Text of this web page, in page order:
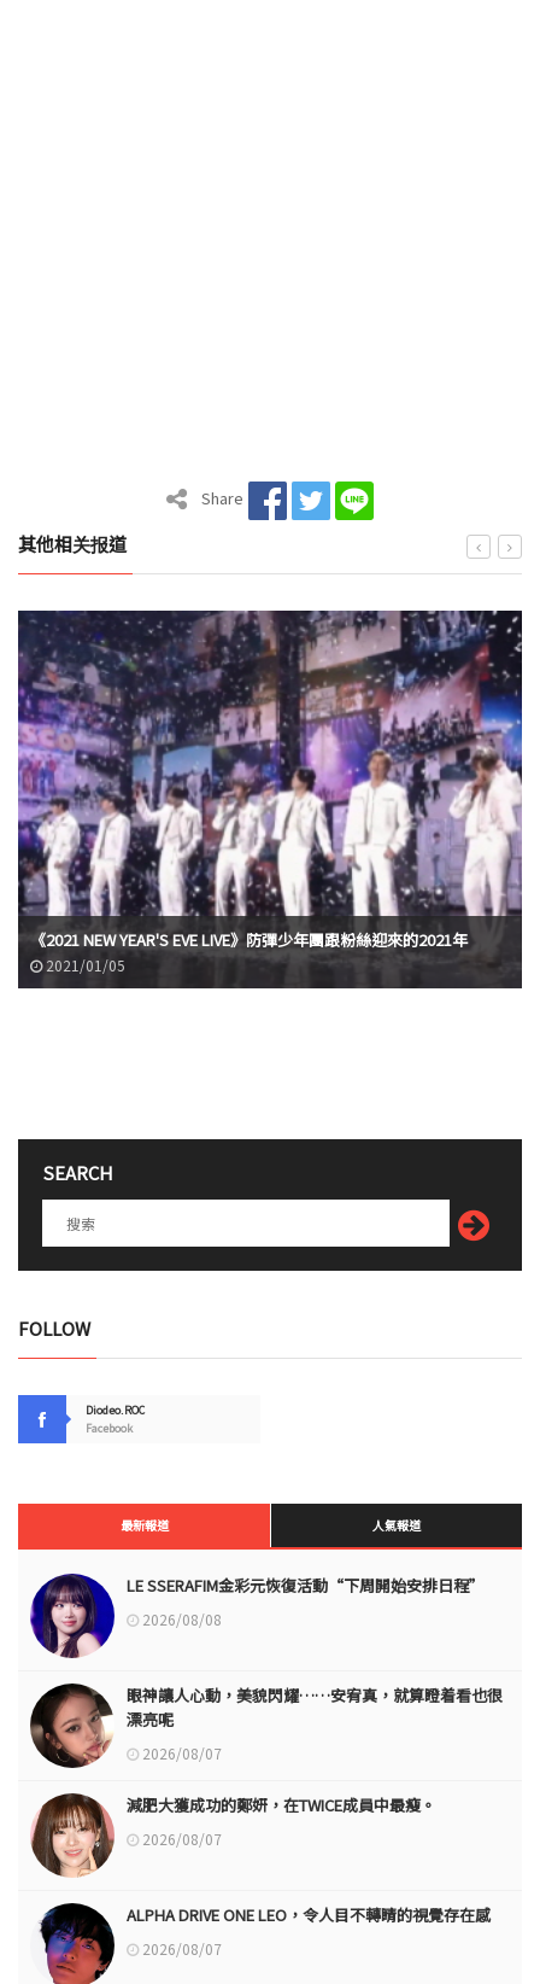
Share
其他相关报道
《2021 NEW YEAR'S EVE LIVE》防彈少年團跟粉絲迎來的2021年
2021/01/05
SEARCH
FOLLOW
Diodeo.ROC
Facebook
最新報道 人氣報道
LE SSERAFIM金彩元恢復活動“下周開始安排日程”
2026/08/08
眼神讓人心動，美貌閃耀……安宥真，就算瞪着看也很
漂亮呢
2026/08/07
減肥大獲成功的鄭妍，在TWICE成員中最瘦。
2026/08/07
ALPHA DRIVE ONE LEO，令人目不轉睛的視覺存在感
2026/08/07